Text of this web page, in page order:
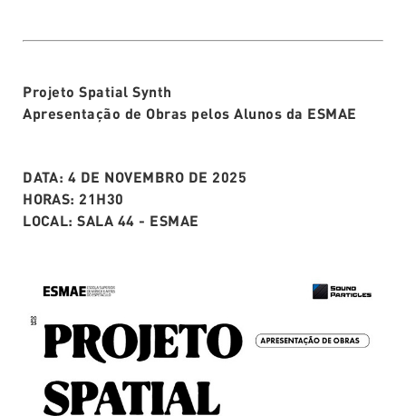
Projeto Spatial Synth
Apresentação de Obras pelos Alunos da ESMAE
DATA: 4 DE NOVEMBRO DE 2025
HORAS: 21H30
LOCAL: SALA 44 - ESMAE